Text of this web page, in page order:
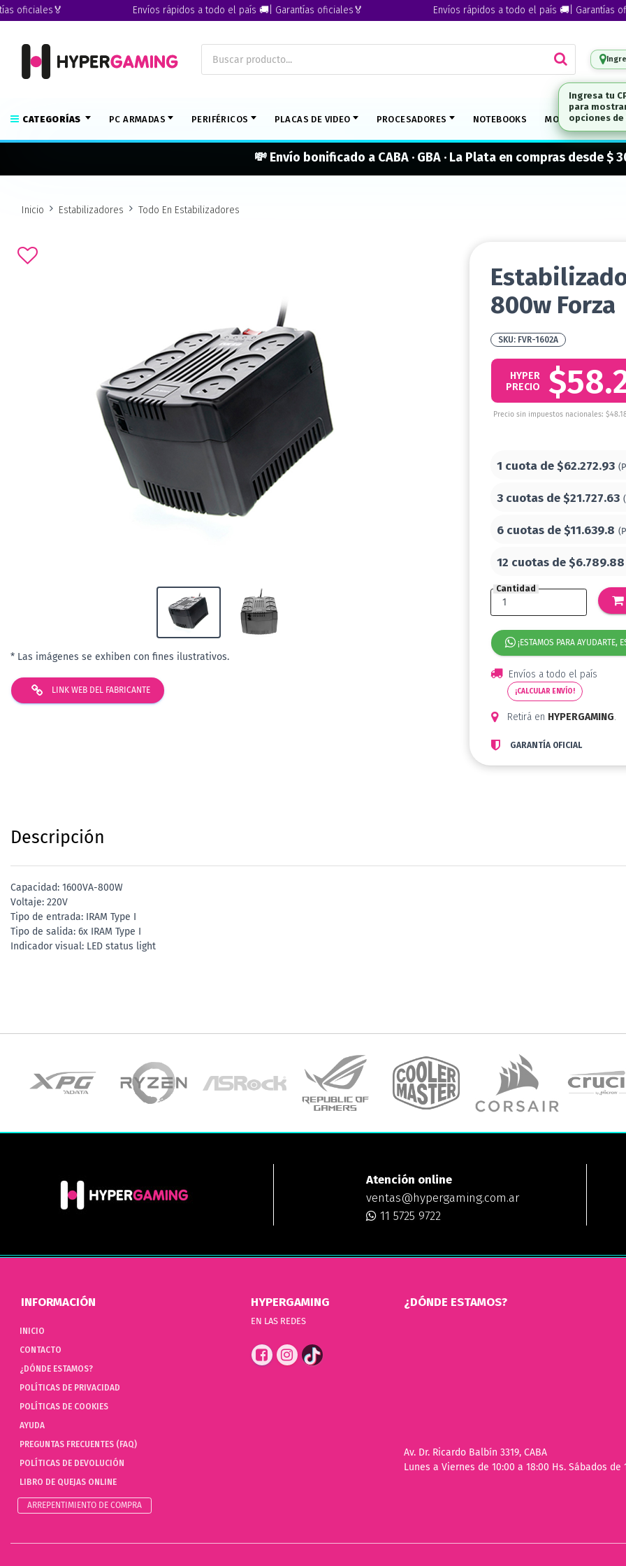
Envíos rápidos a todo el país 🚚| Garantías oficiales🏅 Envíos rápidos a todo el país 🚚| Garantías
CATEGORÍAS PC ARMADAS PERIFÉRICOS PLACAS DE VIDEO PROCESADORES NOTEBOOKS MONITORES
💸 Envío bonificado a CABA · GBA · La Plata en compras desde $
Inicio Estabilizadores Todo En Estabilizadores
* Las imágenes se exhiben con fines ilustrativos.
LINK WEB DEL FABRICANTE
800w Forza
FVR-1602A
HYPER
PRECIO
Precio sin impuestos nacionales:
1 cuota de$62.272.93
3 cuotas de$21.727.63
6 cuotas de$11.639.8
12 cuotas de$6.789.88
Cantidad
¡ESTAMOS PARA AYUDARTE,
Envíos a todo el país
¡CALCULAR ENVÍO!
Retirá en HYPERGAMING.
GARANTÍA OFICIAL
Descripción
Capacidad: 1600VA-800W
Voltaje: 220V
Tipo de entrada: IRAM Type I
Tipo de salida: 6x IRAM Type I
Indicador visual: LED status light
Atención online
ventas@hypergaming.com.ar
11 5725 9722
INFORMACIÓN
INICIO
CONTACTO
¿DÓNDE ESTAMOS?
POLÍTICAS DE PRIVACIDAD
POLÍTICAS DE COOKIES
AYUDA
PREGUNTAS FRECUENTES (FAQ)
POLÍTICAS DE DEVOLUCIÓN
LIBRO DE QUEJAS ONLINE
ARREPENTIMIENTO DE COMPRA
HYPERGAMING
EN LAS REDES
¿DÓNDE ESTAMOS?
Av. Dr. Ricardo Balbín 3319, CABA
Lunes a Viernes de 10:00 a 18:00 Hs. Sábados de
Ingresa tu
para
opciones de